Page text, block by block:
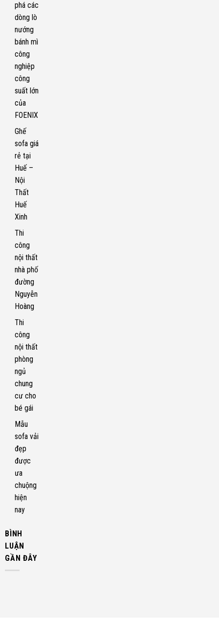
phá các
dòng lò
nướng
bánh mì
công
nghiệp
công
suất lớn
của
FOENIX
Ghế
sofa giá
rẻ tại
Huế –
Nội
Thất
Huế
Xinh
Thi
công
nội thất
nhà phố
đường
Nguyễn
Hoàng
Thi
công
nội thất
phòng
ngủ
chung
cư cho
bé gái
Mẫu
sofa vải
đẹp
được
ưa
chuộng
hiện
nay
BÌNH
LUẬN
GẦN ĐÂY